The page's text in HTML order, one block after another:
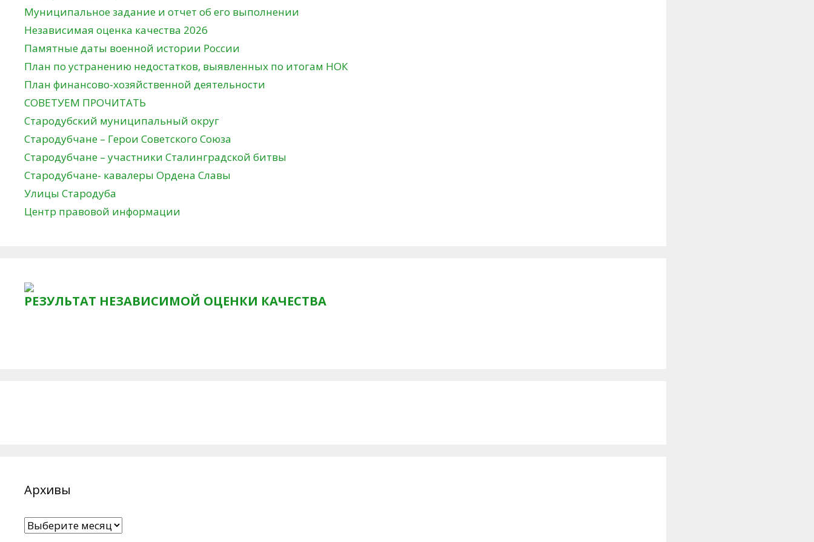
Муниципальное задание и отчет об его выполнении
Независимая оценка качества 2026
Памятные даты военной истории России
План по устранению недостатков, выявленных по итогам НОК
План финансово-хозяйственной деятельности
СОВЕТУЕМ ПРОЧИТАТЬ
Стародубский муниципальный округ
Стародубчане – Герои Советского Союза
Стародубчане – участники Сталинградской битвы
Стародубчане- кавалеры Ордена Славы
Улицы Стародуба
Центр правовой информации
РЕЗУЛЬТАТ НЕЗАВИСИМОЙ ОЦЕНКИ КАЧЕСТВА
Архивы
Архивы